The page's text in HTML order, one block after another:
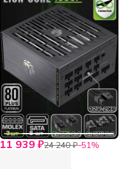
11 939 ₽24 240 ₽−51%